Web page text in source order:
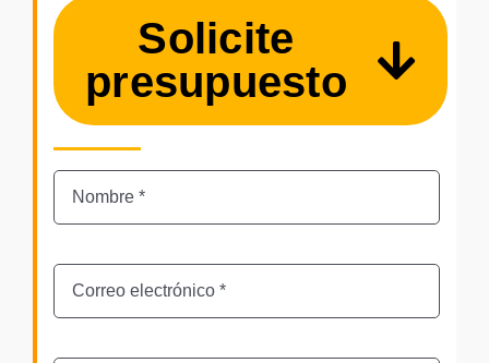
Solicite
presupuesto